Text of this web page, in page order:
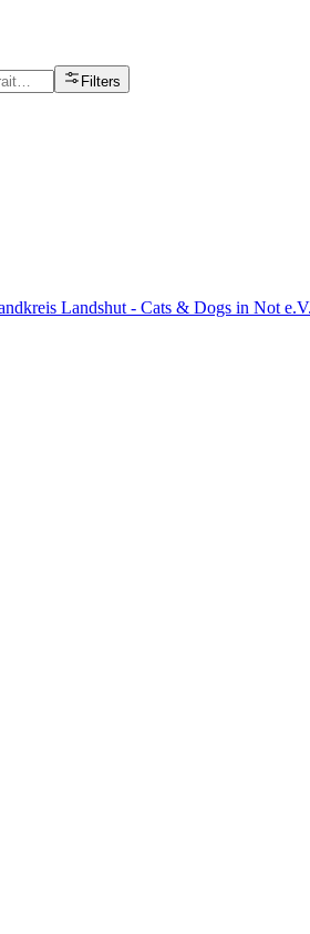
Filters
Landshut - Cats & Dogs in Not